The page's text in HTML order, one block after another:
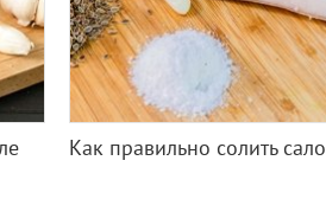
Как правильно солить сало